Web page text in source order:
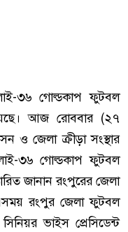
৩৬ গোল্ডকাপ ফুটবল
আজ রোববার (২৭
ও জেলা ক্রীড়া সংস্থার
৩৬ গোল্ডকাপ ফুটবল
জানান রংপুরের জেলা
রংপুর জেলা ফুটবল
ভাইস প্রেসিডেন্ট